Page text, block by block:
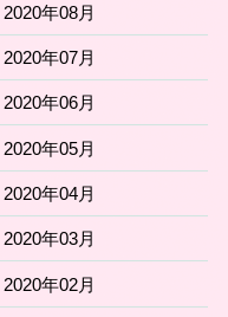
2020年08月
2020年07月
2020年06月
2020年05月
2020年04月
2020年03月
2020年02月